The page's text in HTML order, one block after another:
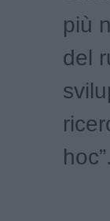
più
del
hoc”.